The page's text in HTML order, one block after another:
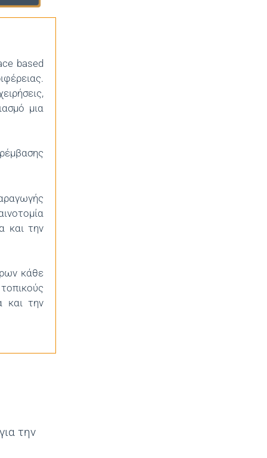
based
μια
και την
κάθε
και την
την